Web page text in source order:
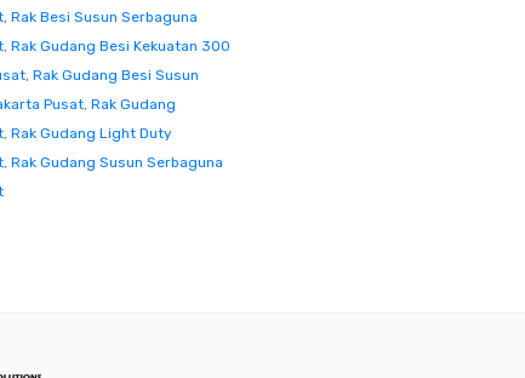
, Rak Besi Susun Serbaguna
, Rak Gudang Besi Kekuatan 300
, Rak Gudang Besi Susun
Pusat, Rak Gudang
, Rak Gudang Light Duty
, Rak Gudang Susun Serbaguna